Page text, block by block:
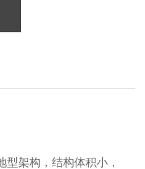
架构，结构体积小，